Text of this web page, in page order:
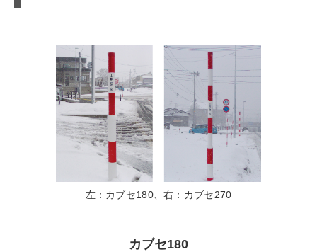
左：カブセ180、右：カブセ270
カブセ180